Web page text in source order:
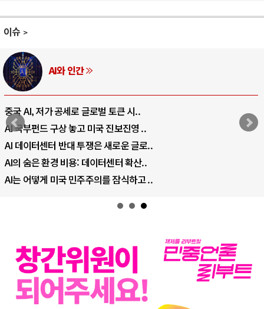
이슈
AI와 인간
중국 AI, 저가 공세로 글로벌 토큰 시..
AI 국부펀드 구상 놓고 미국 진보진영 ..
AI 데이터센터 반대 투쟁은 새로운 글로..
AI의 숨은 환경 비용: 데이터센터 확산..
AI는 어떻게 미국 민주주의를 잠식하고 ..